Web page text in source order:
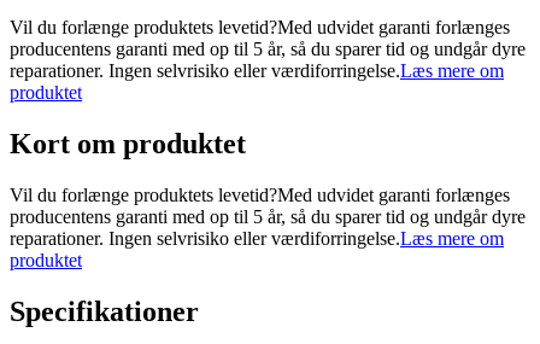
Vil du forlænge produktets levetid?Med udvidet garanti forlænges
producentens garanti med op til 5 år, så du sparer tid og undgår dyre
reparationer. Ingen selvrisiko eller værdiforringelse.Læs mere om
produktet
Kort om produktet
Vil du forlænge produktets levetid?Med udvidet garanti forlænges
producentens garanti med op til 5 år, så du sparer tid og undgår dyre
reparationer. Ingen selvrisiko eller værdiforringelse.Læs mere om
produktet
Specifikationer